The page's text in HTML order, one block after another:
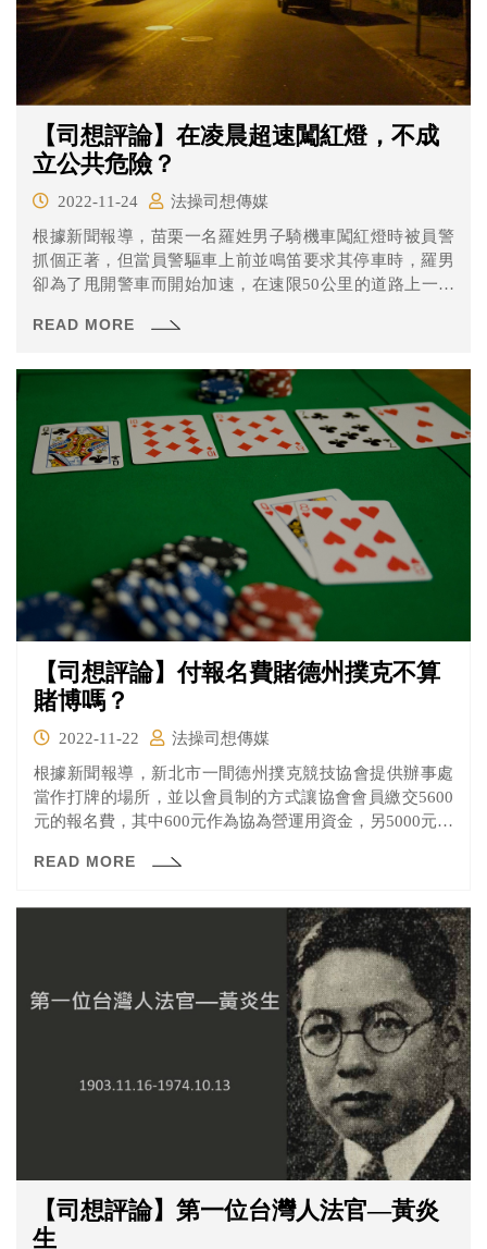
【司想評論】在凌晨超速闖紅燈，不成
立公共危險？
2022-11-24
法操司想傳媒
根據新聞報導，苗栗一名羅姓男子騎機車闖紅燈時被員警
抓個正著，但當員警驅車上前並鳴笛要求其停車時，羅男
卻為了甩開警車而開始加速，在速限50公里的道路上一路
掉，揚長而去。 警方後來依行車錄影畫面將羅男依違反刑
時遭判刑4月，不過經上訴二審後，台中高分院卻認為羅男
的行為未達觸犯刑法的程度，改判無罪。
READ MORE
【司想評論】付報名費賭德州撲克不算
賭博嗎？
2022-11-22
法操司想傳媒
根據新聞報導，新北市一間德州撲克競技協會提供辦事處
當作打牌的場所，並以會員制的方式讓協會會員繳交5600
元的報名費，其中600元作為協為營運用資金，另5000元則
點數，可選擇兌換獎品或是將點數保留至下次比賽使用。
READ MORE
【司想評論】第一位台灣人法官—黃炎
生